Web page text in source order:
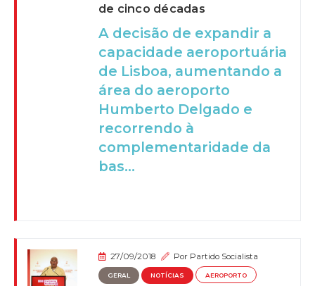
de cinco décadas
A decisão de expandir a
capacidade aeroportuária
de Lisboa, aumentando a
área do aeroporto
Humberto Delgado e
recorrendo à
complementaridade da
bas...
27/09/2018 Por Partido Socialista
GERAL NOTÍCIAS AEROPORTO